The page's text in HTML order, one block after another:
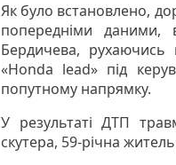
Як було встановлено,
попередніми даними,
Бердичева, рухаючись
«Honda lead» під
попутному напрямку.
У результаті ДТП
скутера, 59-річна